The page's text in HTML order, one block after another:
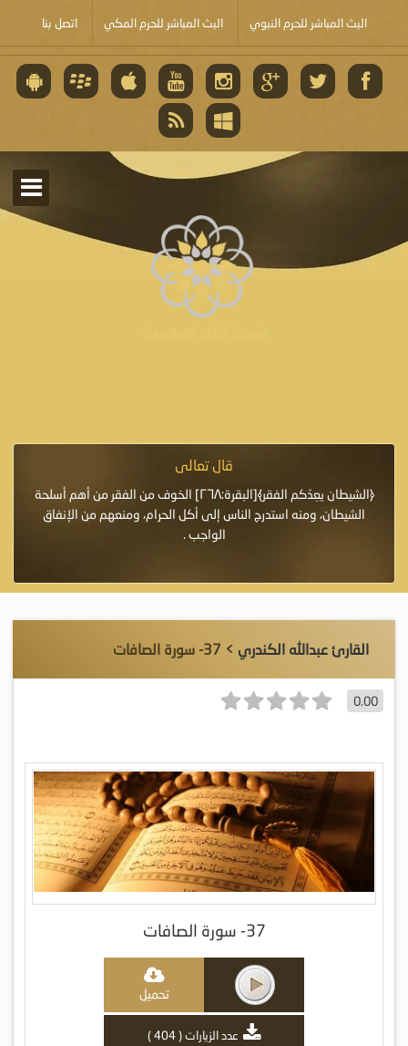
البث المباشر للحرم النبوي البث المباشر للحرم المكي اتصل بنا
قال تعالى
﴿الشيطان يعِدُكم الفقر﴾[البقرة:٢٦٨] الخوف من الفقر من أهم أسلحة
الشيطان، ومنه استدرج الناس إلى أكل الحرام، ومنعهم من الإنفاق
الواجب .
القارئ عبدالله الكندري > 37- سورة الصافات
0.00
37- سورة الصافات
تحميل
عدد الزيارات ( 404 )